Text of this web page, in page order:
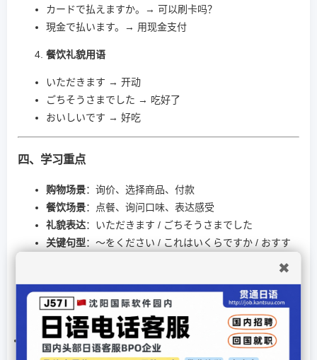
✖
カードで払えますか。→ 可以刷卡吗？
現金で払います。→ 用现金支付
餐饮礼貌用语
いただきます → 开动
ごちそうさまでした → 吃好了
おいしいです → 好吃
四、学习重点
购物场景：询价、选择商品、付款
餐饮场景：点餐、询问口味、表达感受
礼貌表达：いただきます / ごちそうさまでした
关键句型：～をください / これはいくらですか / おすす
文章录入：贯通日本语 责任编辑：贯通日本语
上一篇文章： 日语N5表示状态或变化的形容词句型？